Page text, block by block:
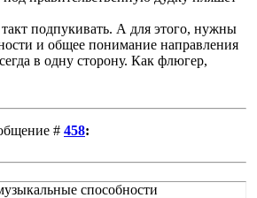
такт подпукивать. А для этого, нужны
и общее понимание направления
в одну сторону. Как флюгер,
# 458:
способности